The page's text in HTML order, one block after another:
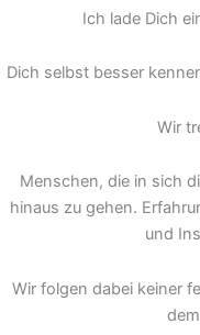
Ich lade Dich
Dich selbst besser
Wir
Menschen, die in sich
hinaus zu gehen.
und
Wir folgen dabei keiner